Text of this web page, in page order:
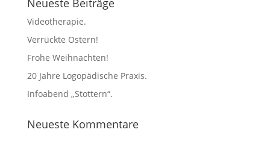
Neueste Beiträge
Videotherapie.
Verrückte Ostern!
Frohe Weihnachten!
20 Jahre Logopädische Praxis.
Infoabend „Stottern“.
Neueste Kommentare